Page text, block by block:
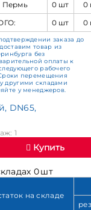
Пермь 0 шт
0
0 шт 0
заказа до
доставим товар из
без
оплаты к
рабочего
перемещения
другими складами
у менеджеров.
DN65,
1
Купить
0 шт
на складе